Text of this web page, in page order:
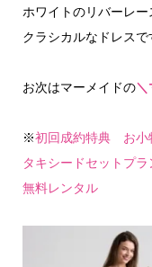
ホワイトのリバーレ
クラシカルなドレス
お次はマーメイドの＼
※初回成約特典 お小
タキシードセットプ
無料レンタル